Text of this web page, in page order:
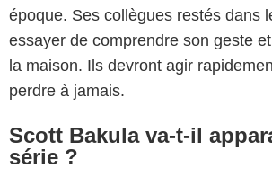
époque. Ses collègues restés dans
essayer de comprendre son geste
la maison. Ils devront agir
perdre à jamais.
Scott Bakula va-t-il
série ?